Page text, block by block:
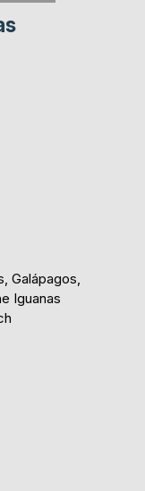
Galápagos,
Iguanas